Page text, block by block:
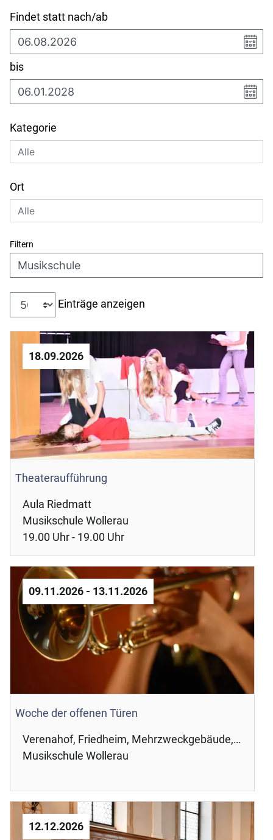
Findet statt nach/ab
bis
Kategorie
Ort
Filtern
Einträge anzeigen
18.09.2026
Theateraufführung
Aula Riedmatt
Musikschule Wollerau
19.00 Uhr - 19.00 Uhr
09.11.2026 - 13.11.2026
Woche der offenen Türen
Verenahof, Friedheim, Mehrzweckgebäude,
Riedmatt, Erlenmoos
Musikschule Wollerau
12.12.2026